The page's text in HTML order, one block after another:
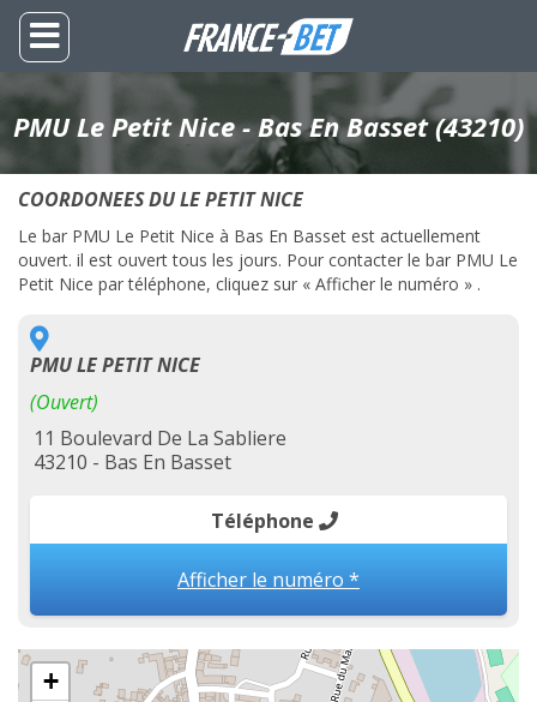
PMU Le Petit Nice - Bas En Basset (43210)
COORDONEES DU LE PETIT NICE
Le bar PMU Le Petit Nice à Bas En Basset est actuellement
ouvert. il est ouvert tous les jours. Pour contacter le bar PMU Le
Petit Nice par téléphone, cliquez sur « Afficher le numéro » .
PMU LE PETIT NICE
(Ouvert)
11 Boulevard De La Sabliere
43210 - Bas En Basset
Téléphone
Afficher le numéro *
+